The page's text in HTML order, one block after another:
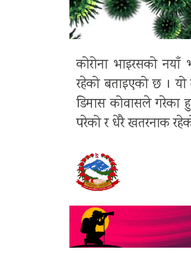
कोरोना भाइरसकोनयाँ
रहेको बताइएको छ ।
डिमास कोवासले गरेका
परेको र धेरै खतरनाक